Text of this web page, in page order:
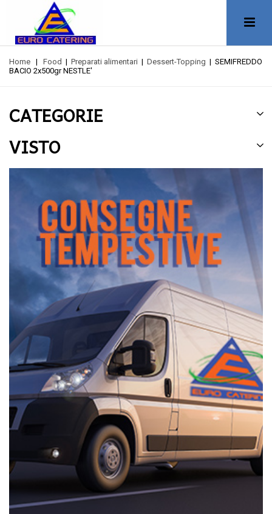
Home | Food | Preparati alimentari | Dessert-Topping | SEMIFREDDO
BACIO 2x500gr NESTLE'
CATEGORIE
VISTO